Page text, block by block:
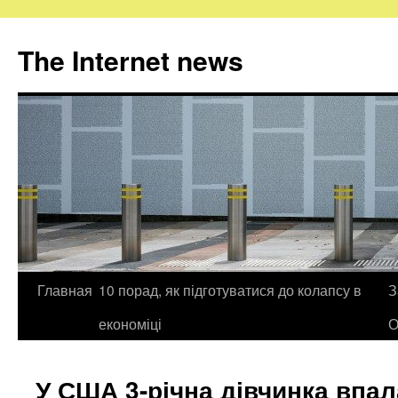
The Internet news
Skip
Главная 10 порад, як підготуватися до колапсу в
економіці
У США 3-річна дівчинка